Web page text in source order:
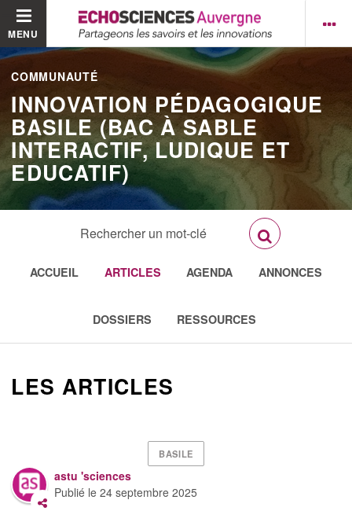
MENU
COMMUNAUTÉ
INNOVATION PÉDAGOGIQUE
BASILE (BAC À SABLE
INTERACTIF, LUDIQUE ET
EDUCATIF)
ACCUEIL ARTICLES AGENDA ANNONCES
DOSSIERS RESSOURCES
LES ARTICLES
BASILE
astu 'sciences
Publié le24 septembre 2025